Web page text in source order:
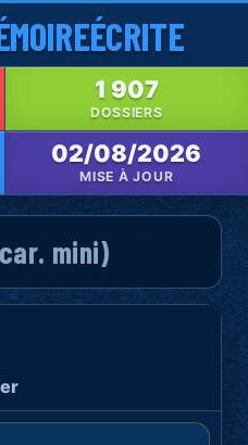
ÉCRITE
1 907
DOSSIERS
02/08/2026
MISE À JOUR